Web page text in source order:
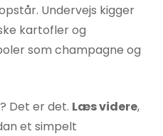
Undervejs kigger
kartofler og
som champagne og
Det er det. Læs videre,
et simpelt